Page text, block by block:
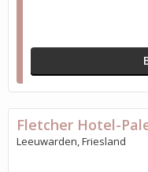
Fletcher Hotel-
Leeuwarden, Friesland